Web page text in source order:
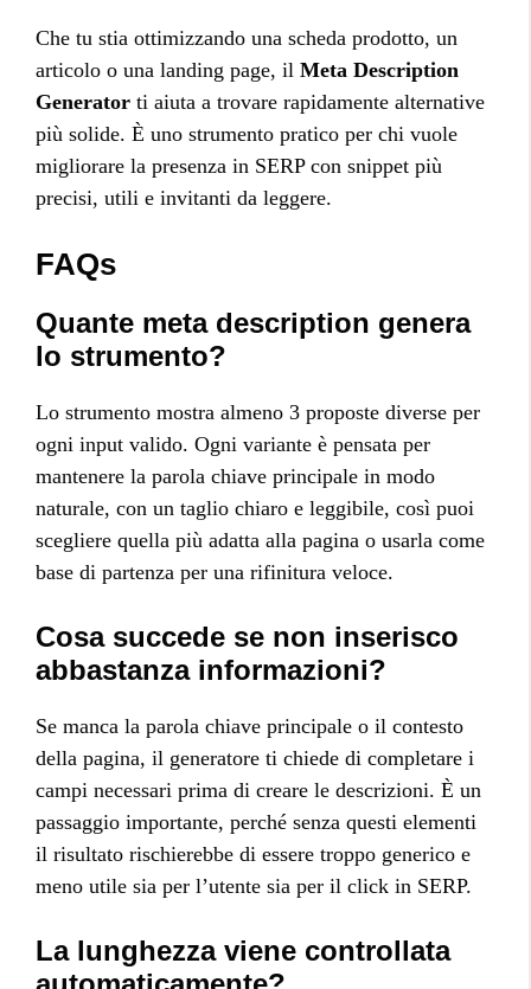
Che tu stia ottimizzando una scheda prodotto, un
articolo o una landing page, il Meta Description
Generator ti aiuta a trovare rapidamente alternative
più solide. È uno strumento pratico per chi vuole
migliorare la presenza in SERP con snippet più
precisi, utili e invitanti da leggere.
FAQs
Quante meta description genera
lo strumento?
Lo strumento mostra almeno 3 proposte diverse per
ogni input valido. Ogni variante è pensata per
mantenere la parola chiave principale in modo
naturale, con un taglio chiaro e leggibile, così puoi
scegliere quella più adatta alla pagina o usarla come
base di partenza per una rifinitura veloce.
Cosa succede se non inserisco
abbastanza informazioni?
Se manca la parola chiave principale o il contesto
della pagina, il generatore ti chiede di completare i
campi necessari prima di creare le descrizioni. È un
passaggio importante, perché senza questi elementi
il risultato rischierebbe di essere troppo generico e
meno utile sia per l’utente sia per il click in SERP.
La lunghezza viene controllata